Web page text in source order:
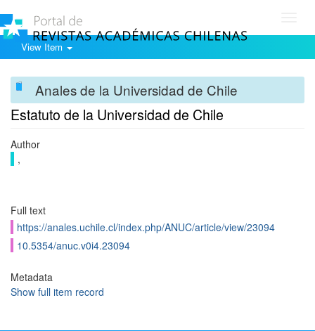
View Item
Anales de la Universidad de Chile
Estatuto de la Universidad de Chile
Author
,
Full text
https://anales.uchile.cl/index.php/ANUC/article/view/23094
10.5354/anuc.v0i4.23094
Metadata
Show full item record